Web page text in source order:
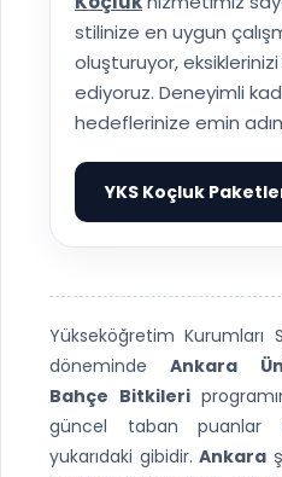
stilinize en uygun
oluşturuyor,
ediyoruz. Deneyimli
hedeflerinize emin
YKS Koçluk
Yükseköğretim Kurumları
dönemindeAnkara
Bahçe Bitkileri
güncel taban puanlar
yukarıdaki gibidir. Ankara